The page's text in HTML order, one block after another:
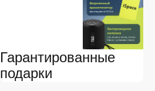
Гарантированные
подарки